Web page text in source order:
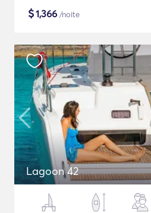
$1,366 /noite
Lagoon 42